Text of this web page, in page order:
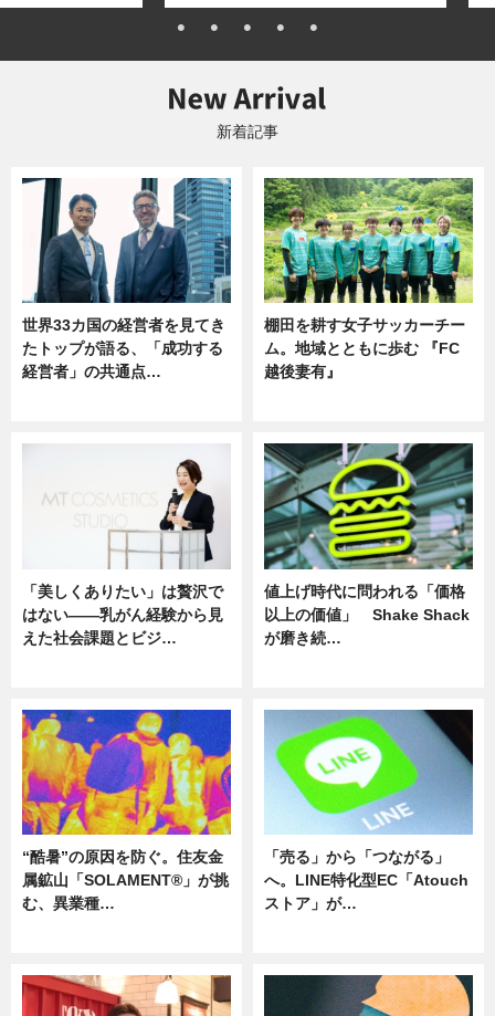
新着記事
世界33カ国の経営者を見てき
たトップが語る、「成功する
経営者」の共通点…
棚田を耕す女子サッカーチー
ム。地域とともに歩む 『FC
越後妻有』
「美しくありたい」は贅沢で
はない――乳がん経験から見
えた社会課題とビジ…
値上げ時代に問われる「価格
以上の価値」 Shake Shack
が磨き続…
“酷暑”の原因を防ぐ。住友金
属鉱山「SOLAMENT®」が挑
む、異業種…
「売る」から「つながる」
へ。LINE特化型EC「Atouch
ストア」が…